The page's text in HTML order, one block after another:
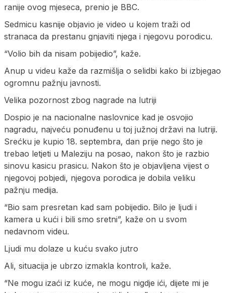
ranije ovog mjeseca, prenio je BBC.
Sedmicu kasnije objavio je video u kojem traži od
stranaca da prestanu gnjaviti njega i njegovu porodicu.
“Volio bih da nisam pobijedio”, kaže.
Anup u videu kaže da razmišlja o selidbi kako bi izbjegao
ogromnu pažnju javnosti.
Velika pozornost zbog nagrade na lutriji
Dospio je na nacionalne naslovnice kad je osvojio
nagradu, najveću ponuđenu u toj južnoj državi na lutriji.
Srećku je kupio 18. septembra, dan prije nego što je
trebao letjeti u Maleziju na posao, nakon što je razbio
sinovu kasicu prasicu. Nakon što je objavljena vijest o
njegovoj pobjedi, njegova porodica je dobila veliku
pažnju medija.
“Bio sam presretan kad sam pobijedio. Bilo je ljudi i
kamera u kući i bili smo sretni”, kaže on u svom
nedavnom videu.
Ljudi mu dolaze u kuću svako jutro
Ali, situacija je ubrzo izmakla kontroli, kaže.
“Ne mogu izaći iz kuće, ne mogu nigdje ići, dijete mi je